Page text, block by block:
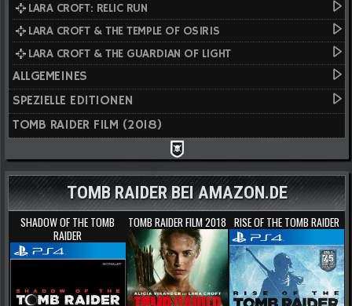
LARA CROFT: RELIC RUN
LARA CROFT & THE TEMPLE OF OSIRIS
LARA CROFT & THE GUARDIAN OF LIGHT
ALLGEMEINES
SPEZIELLE EDITIONEN
TOMB RAIDER FILM (2018)
TOMB RAIDER BEI AMAZON.DE
SHADOW OF THE TOMB
RAIDER
TOMB RAIDER FILM 2018 RISE OF THE TOMB RAIDER